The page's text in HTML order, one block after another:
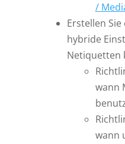
/
Erstellen
hybride
Netiquetten
wann
wann